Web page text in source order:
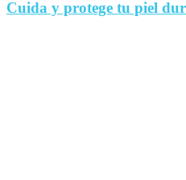
Cuida y protege tu piel